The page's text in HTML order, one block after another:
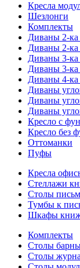
Кресла
Шезлонги
Комплекты
Диваны 2-ка
Диваны 2-ка
Диваны 3-ка
Диваны 3-ка
Диваны 4-ка
Диваны
Диваны
Диваны
Кресло с
Кресло без
Оттоманки
Пуфы
Кресла
Стеллажи
Столы
Тумбы к
Шкафы
Комплекты
Столы
Столы